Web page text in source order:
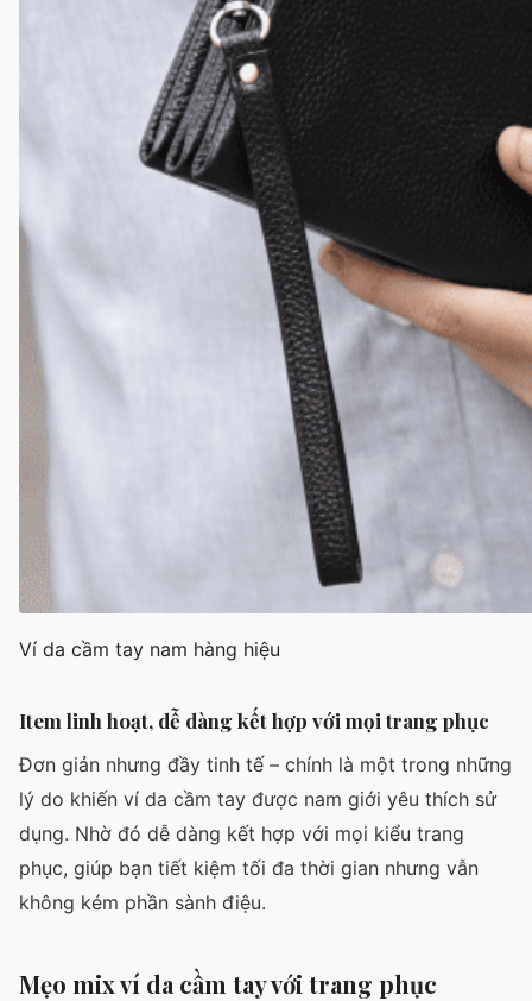
Ví da cầm tay nam hàng hiệu
Item linh hoạt, dễ dàng kết hợp với mọi trang phục
Đơn giản nhưng đầy tinh tế – chính là một trong những
lý do khiến ví da cầm tay được nam giới yêu thích sử
dụng. Nhờ đó dễ dàng kết hợp với mọi kiểu trang
phục, giúp bạn tiết kiệm tối đa thời gian nhưng vẫn
không kém phần sành điệu.
Mẹo mix ví da cầm tay với trang phục